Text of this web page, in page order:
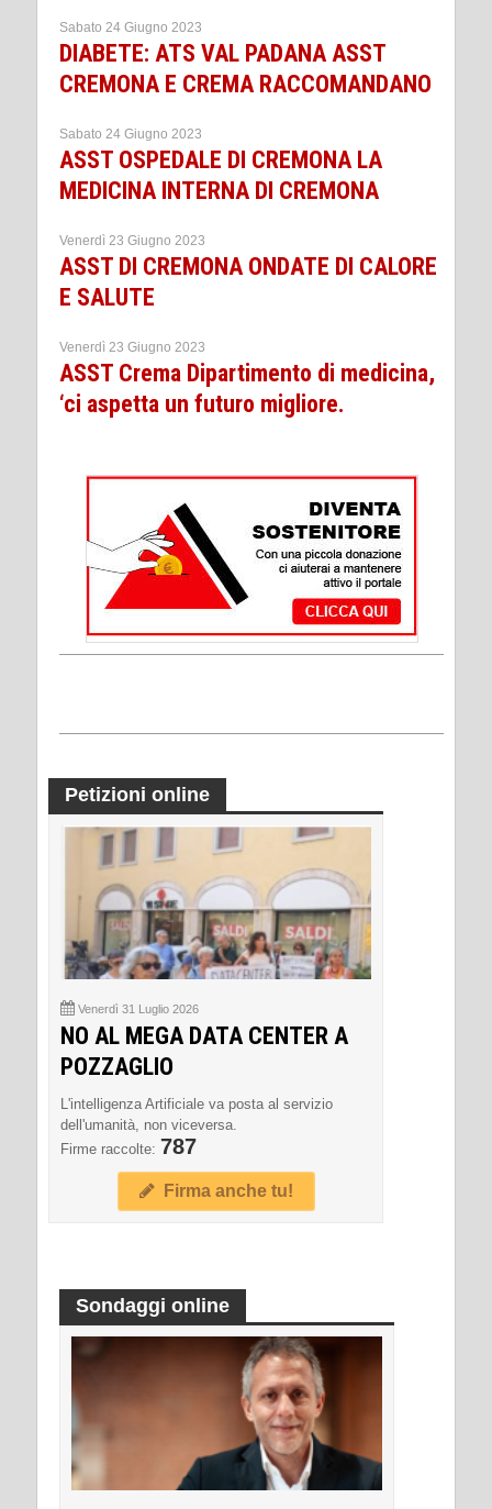
Sabato 24 Giugno 2023
DIABETE: ATS VAL PADANA ASST
CREMONA E CREMA RACCOMANDANO
Sabato 24 Giugno 2023
ASST OSPEDALE DI CREMONA LA
MEDICINA INTERNA DI CREMONA
Venerdì 23 Giugno 2023
ASST DI CREMONA ONDATE DI CALORE
E SALUTE
Venerdì 23 Giugno 2023
ASST Crema Dipartimento di medicina,
‘ci aspetta un futuro migliore.
Petizioni online
Venerdì 31 Luglio 2026
NO AL MEGA DATA CENTER A
POZZAGLIO
L'intelligenza Artificiale va posta al servizio
dell'umanità, non viceversa.
Firme raccolte: 787
Firma anche tu!
Sondaggi online